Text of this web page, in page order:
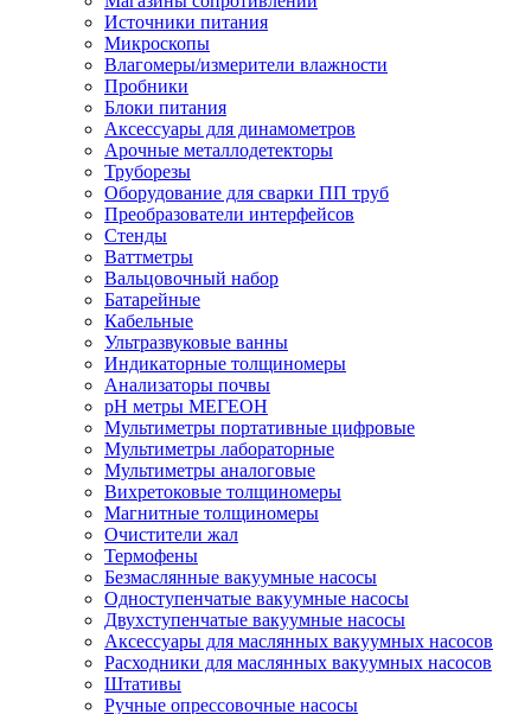
Источники питания
Микроскопы
Влагомеры/измерители влажности
Пробники
Блоки питания
Аксессуары для динамометров
Арочные металлодетекторы
Труборезы
Оборудование для сварки ПП труб
Преобразователи интерфейсов
Стенды
Ваттметры
Вальцовочный набор
Батарейные
Кабельные
Ультразвуковые ванны
Индикаторные толщиномеры
Анализаторы почвы
рН метры МЕГЕОН
Мультиметры портативные цифровые
Мультиметры лабораторные
Мультиметры аналоговые
Вихретоковые толщиномеры
Магнитные толщиномеры
Очистители жал
Термофены
Безмаслянные вакуумные насосы
Одноступенчатые вакуумные насосы
Двухступенчатые вакуумные насосы
Аксессуары для маслянных вакуумных насосов
Расходники для маслянных вакуумных насосов
Штативы
Ручные опрессовочные насосы